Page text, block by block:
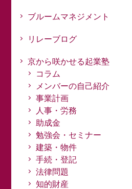
ブルームマネジメント
リレーブログ
京から咲かせる起業塾
コラム
メンバーの自己紹介
事業計画
人事・労務
助成金
勉強会・セミナー
建築・物件
手続・登記
法律問題
知的財産